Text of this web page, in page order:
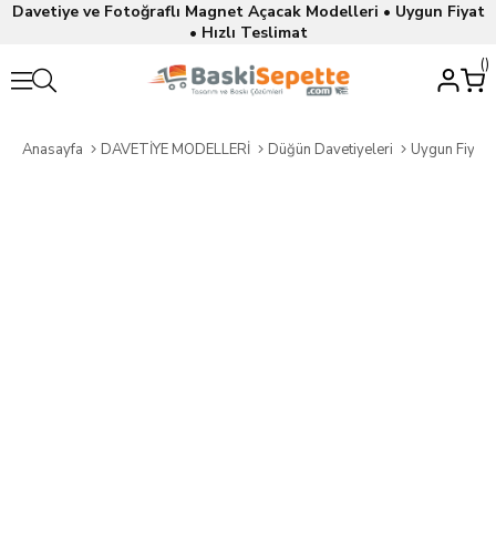
Davetiye ve Fotoğraflı Magnet Açacak Modelleri • Uygun Fiyat
• Hızlı Teslimat
Anasayfa DAVETİYE MODELLERİ Düğün Davetiyeleri Uygun